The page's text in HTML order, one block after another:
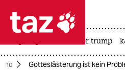
 taz zahl
taz zahl ich
usa unter trump
Gotteslästerung ist kein